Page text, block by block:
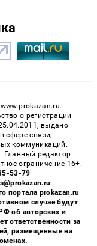
о регистрации
выдано
сфере связи,
коммуникаций.
Главный редактор:
ограничение 16+.
53-79
портала prokazan.ru
случае будут
об авторских и
ответственности за
размещенные на